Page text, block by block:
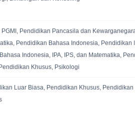
PGMI, Pendidikan Pancasila dan
Pendidikan Bahasa Indonesia, Pendidikan
Indonesia, IPA, IPS, dan Matematika,
Khusus, Psikologi
Luar Biasa, Pendidikan Khusus,